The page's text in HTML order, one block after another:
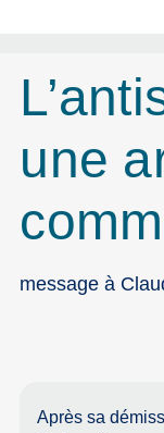
une
message à
Après sa